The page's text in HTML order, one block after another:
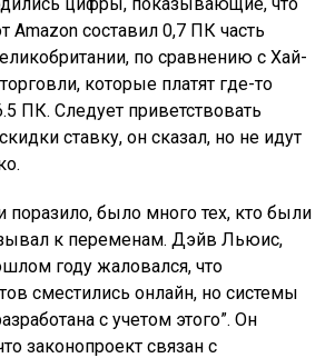
Amazon составил 0,7 ПК часть
по сравнению с Хай-
которые платят где-то
ПК. Следует приветствовать
ставку, он сказал, но не идут
было много тех, кто были
к переменам. Дэйв Льюис,
году жаловался, что
сместились онлайн, но системы
с учетом этого”. Он
законопроект связан с